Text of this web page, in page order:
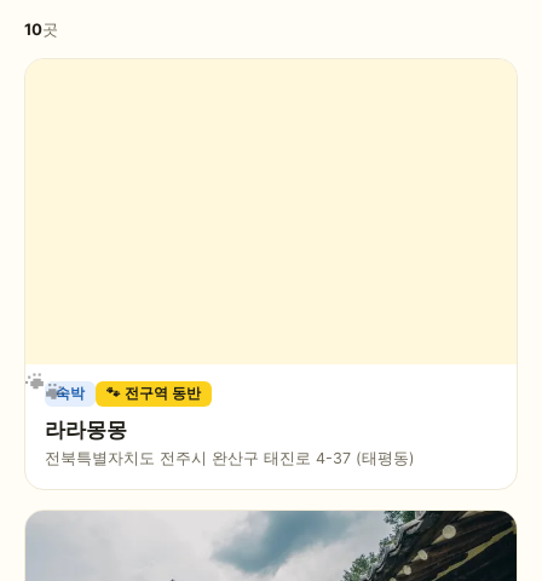
10곳
숙박 🐾 전구역 동반
라라몽몽
전북특별자치도 전주시 완산구 태진로 4-37 (태평동)